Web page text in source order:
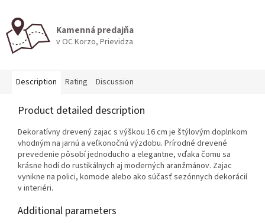
Kamenná predajňa
v OC Korzo, Prievidza
Description Rating Discussion
Product detailed description
Dekoratívny drevený zajac s výškou 16 cm je štýlovým doplnkom
vhodným na jarnú a veľkonočnú výzdobu. Prírodné drevené
prevedenie pôsobí jednoducho a elegantne, vďaka čomu sa
krásne hodí do rustikálnych aj moderných aranžmánov. Zajac
vynikne na polici, komode alebo ako súčasť sezónnych dekorácií
v interiéri.
Additional parameters